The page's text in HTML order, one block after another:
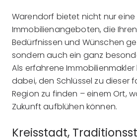
Warendorf bietet nicht nur eine
Immobilienangeboten, die
Bedürfnissen und Wünschen
sondern auch ein ganz
Als erfahrene Immobilienmakler
dabei, den Schlüssel zu dieser
Region zu finden – einem Ort,
Zukunft aufblühen können.
Kreisstadt,